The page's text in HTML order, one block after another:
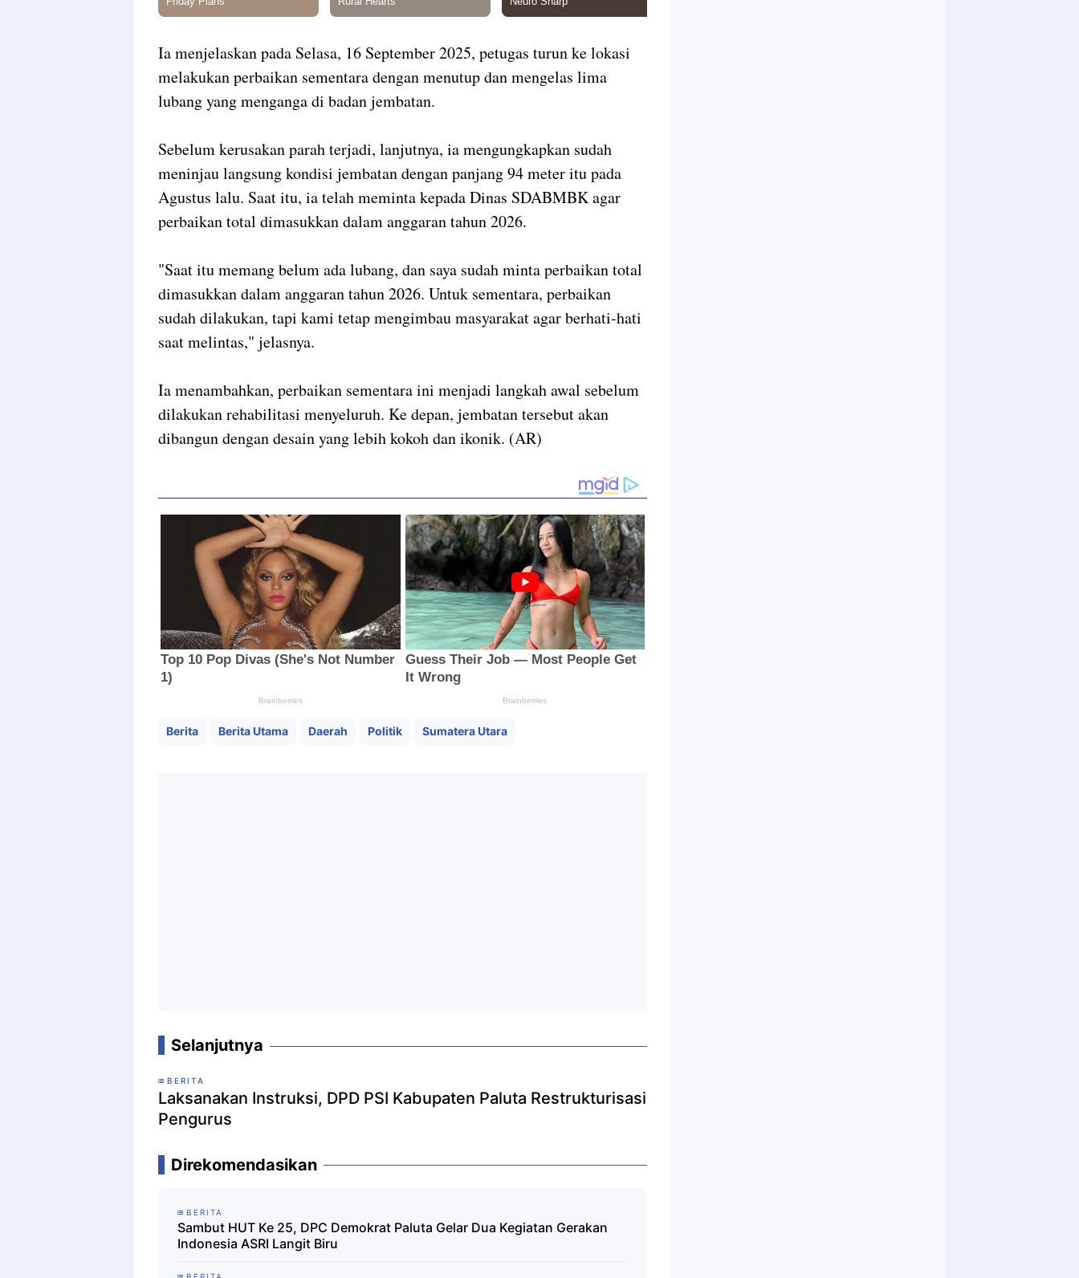
Ia menjelaskan pada Selasa, 16 September 2025, petugas turun ke lokasi
melakukan perbaikan sementara dengan menutup dan mengelas lima
lubang yang menganga di badan jembatan.
Sebelum kerusakan parah terjadi, lanjutnya, ia mengungkapkan sudah
meninjau langsung kondisi jembatan dengan panjang 94 meter itu pada
Agustus lalu. Saat itu, ia telah meminta kepada Dinas SDABMBK agar
perbaikan total dimasukkan dalam anggaran tahun 2026.
"Saat itu memang belum ada lubang, dan saya sudah minta perbaikan total
dimasukkan dalam anggaran tahun 2026. Untuk sementara, perbaikan
sudah dilakukan, tapi kami tetap mengimbau masyarakat agar berhati-hati
saat melintas," jelasnya.
Ia menambahkan, perbaikan sementara ini menjadi langkah awal sebelum
dilakukan rehabilitasi menyeluruh. Ke depan, jembatan tersebut akan
dibangun dengan desain yang lebih kokoh dan ikonik. (AR)
Berita Berita Utama Daerah Politik Sumatera Utara
Selanjutnya
BERITA
Laksanakan Instruksi, DPD PSI Kabupaten Paluta Restrukturisasi
Pengurus
Direkomendasikan
BERITA
Sambut HUT Ke 25, DPC Demokrat Paluta Gelar Dua Kegiatan Gerakan
Indonesia ASRI Langit Biru